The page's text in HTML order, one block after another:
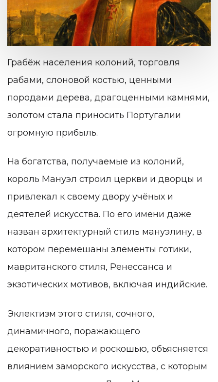
Грабёж населения колоний, торговля
рабами, слоновой костью, ценными
породами дерева, драгоценными камнями,
золотом стала приносить Португалии
огромную прибыль.
На богатства, получаемые из колоний,
король Мануэл строил церкви и дворцы и
привлекал к своему двору учёных и
деятелей искусства. По его имени даже
назван архитектурный стиль мануэлину, в
котором перемешаны элементы готики,
мавританского стиля, Ренессанса и
экзотических мотивов, включая индийские.
Эклектизм этого стиля, сочного,
динамичного, поражающего
декоративностью и роскошью, объясняется
влиянием заморского искусства, с которым